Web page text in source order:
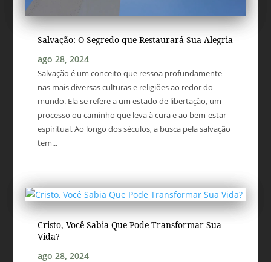
Salvação: O Segredo que Restaurará Sua Alegria
ago 28, 2024
Salvação é um conceito que ressoa profundamente
nas mais diversas culturas e religiões ao redor do
mundo. Ela se refere a um estado de libertação, um
processo ou caminho que leva à cura e ao bem-estar
espiritual. Ao longo dos séculos, a busca pela salvação
tem...
Cristo, Você Sabia Que Pode Transformar Sua
Vida?
ago 28, 2024